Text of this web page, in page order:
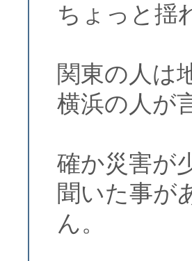
ちょっと揺
関東の人は
横浜の人が
確か災害が
聞いた事が
ん。